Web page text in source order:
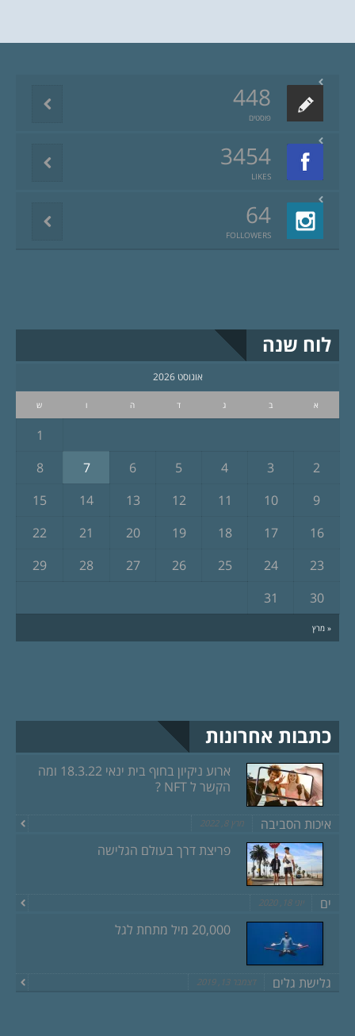
448
פוסטים
3454
LIKES
64
FOLLOWERS
לוח שנה
אוגוסט 2026
א ב ג ד ה ו ש
« מרץ
1
2
3
4
5
6
7
8
9
10
11
12
13
14
15
16
17
18
19
20
21
22
23
24
25
26
27
28
29
30
31
כתבות אחרונות
ארוע ניקיון בחוף בית ינאי 18.3.22 ומה
הקשר ל NFT ?
איכות הסביבה מרץ 8, 2022
פריצת דרך בעולם הגלישה
ים יוני 18, 2020
20,000 מיל מתחת לגל
גלישת גלים דצמבר 13, 2019